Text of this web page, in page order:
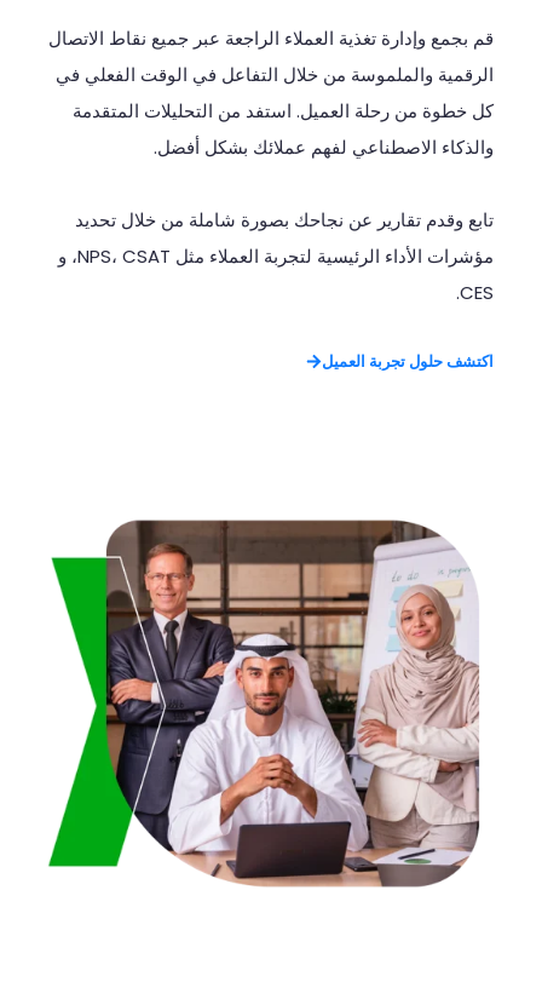
قم بجمع وإدارة تغذية العملاء الراجعة عبر جميع نقاط الاتصال
الرقمية والملموسة من خلال التفاعل في الوقت الفعلي في
كل خطوة من رحلة العميل. استفد من التحليلات المتقدمة
والذكاء الاصطناعي لفهم عملائك بشكل أفضل.
تابع وقدم تقارير عن نجاحك بصورة شاملة من خلال تحديد
مؤشرات الأداء الرئيسية لتجربة العملاء مثل ، CSAT ، و
CES.
اكتشف حلول تجربة العميل